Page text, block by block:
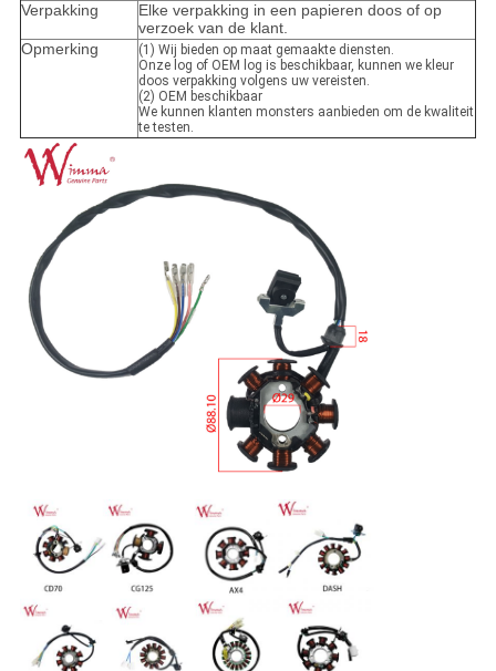
Verpakking
Elke verpakking in een papieren doos of op
verzoek van de klant.
Opmerking
(1) Wij bieden op maat gemaakte diensten.
Onze log of OEM log is beschikbaar, kunnen we kleur
doos verpakking volgens uw vereisten.
(2) OEM beschikbaar
We kunnen klanten monsters aanbieden om de kwaliteit
te testen.